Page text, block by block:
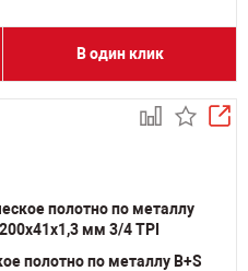
В один клик
полотно по металлу B+S